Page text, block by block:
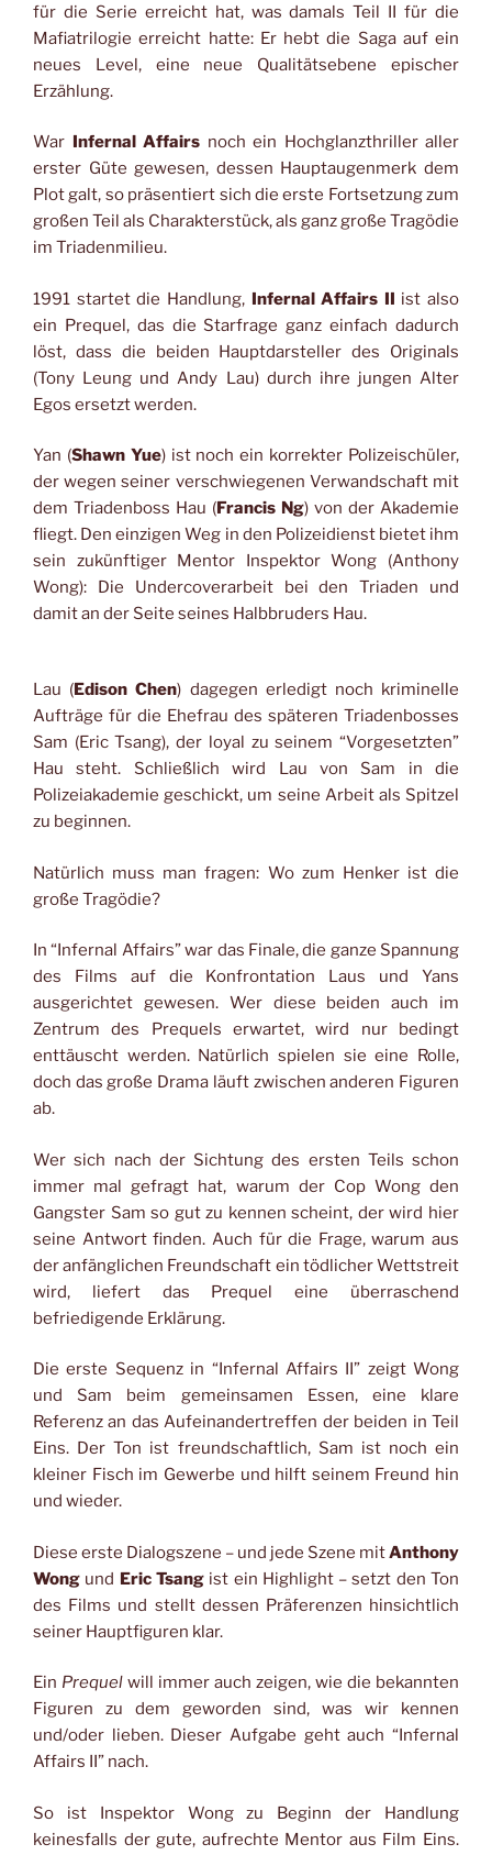
für die Serie erreicht hat, was damals Teil II für die
Mafiatrilogie erreicht hatte: Er hebt die Saga auf ein
neues Level, eine neue Qualitätsebene epischer
Erzählung.
War Infernal Affairs noch ein Hochglanzthriller aller
erster Güte gewesen, dessen Hauptaugenmerk dem
Plot galt, so präsentiert sich die erste Fortsetzung zum
großen Teil als Charakterstück, als ganz große Tragödie
im Triadenmilieu.
1991 startet die Handlung, Infernal Affairs II ist also
ein Prequel, das die Starfrage ganz einfach dadurch
löst, dass die beiden Hauptdarsteller des Originals
(Tony Leung und Andy Lau) durch ihre jungen Alter
Egos ersetzt werden.
Yan (Shawn Yue) ist noch ein korrekter Polizeischüler,
der wegen seiner verschwiegenen Verwandschaft mit
dem Triadenboss Hau (Francis Ng) von der Akademie
fliegt. Den einzigen Weg in den Polizeidienst bietet ihm
sein zukünftiger Mentor Inspektor Wong (Anthony
Wong): Die Undercoverarbeit bei den Triaden und
damit an der Seite seines Halbbruders Hau.
Lau (Edison Chen) dagegen erledigt noch kriminelle
Aufträge für die Ehefrau des späteren Triadenbosses
Sam (Eric Tsang), der loyal zu seinem “Vorgesetzten”
Hau steht. Schließlich wird Lau von Sam in die
Polizeiakademie geschickt, um seine Arbeit als Spitzel
zu beginnen.
Natürlich muss man fragen: Wo zum Henker ist die
große Tragödie?
In “Infernal Affairs”war das Finale, die ganze Spannung
des Films auf die Konfrontation Laus und Yans
ausgerichtet gewesen. Wer diese beiden auch im
Zentrum des Prequels erwartet, wird nur bedingt
enttäuscht werden. Natürlich spielen sie eine Rolle,
doch das große Drama läuft zwischen anderen Figuren
ab.
Wer sich nach der Sichtung des ersten Teils schon
immer mal gefragt hat, warum der Cop Wong den
Gangster Sam so gut zu kennen scheint, der wird hier
seine Antwort finden. Auch für die Frage, warum aus
der anfänglichen Freundschaft ein tödlicher Wettstreit
wird, liefert das Prequel eine überraschend
befriedigende Erklärung.
Die erste Sequenz in “Infernal Affairs II” zeigt Wong
und Sam beim gemeinsamen Essen, eine klare
Referenz an das Aufeinandertreffen der beiden in Teil
Eins. Der Ton ist freundschaftlich, Sam ist noch ein
kleiner Fisch im Gewerbe und hilft seinem Freund hin
und wieder.
Diese erste Dialogszene – und jede Szene mitAnthony
Wong und Eric Tsangist ein Highlight – setzt den Ton
des Films und stellt dessen Präferenzen hinsichtlich
seiner Hauptfiguren klar.
Ein Prequel will immer auch zeigen, wie die bekannten
Figuren zu dem geworden sind, was wir kennen
und/oder lieben. Dieser Aufgabe geht auch “Infernal
Affairs II” nach.
So ist Inspektor Wong zu Beginn der Handlung
keinesfalls der gute, aufrechte Mentor aus Film Eins.